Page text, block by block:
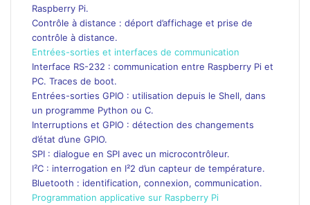
Raspberry Pi.
Contrôle à distance : déport d’affichage et prise de
contrôle à distance.
Entrées-sorties et interfaces de communication
Interface RS-232 : communication entre Raspberry Pi et
PC. Traces de boot.
Entrées-sorties GPIO : utilisation depuis le Shell, dans
un programme Python ou C.
Interruptions et GPIO : détection des changements
d’état d’une GPIO.
SPI : dialogue en SPI avec un microcontrôleur.
I²C : interrogation en I²2 d’un capteur de température.
Bluetooth : identification, connexion, communication.
Programmation applicative sur Raspberry Pi